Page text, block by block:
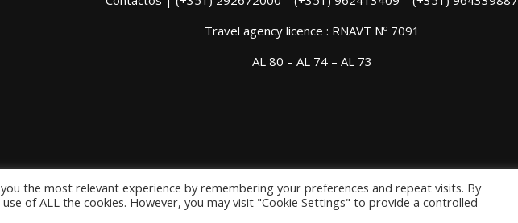
Travel agency licence : RNAVT Nº 7091
AL 80 – AL 74 – AL 73
the most relevant experience by remembering your preferences and repeat visits. By
use of ALL the cookies. However, you may visit "Cookie Settings" to provide a controlled